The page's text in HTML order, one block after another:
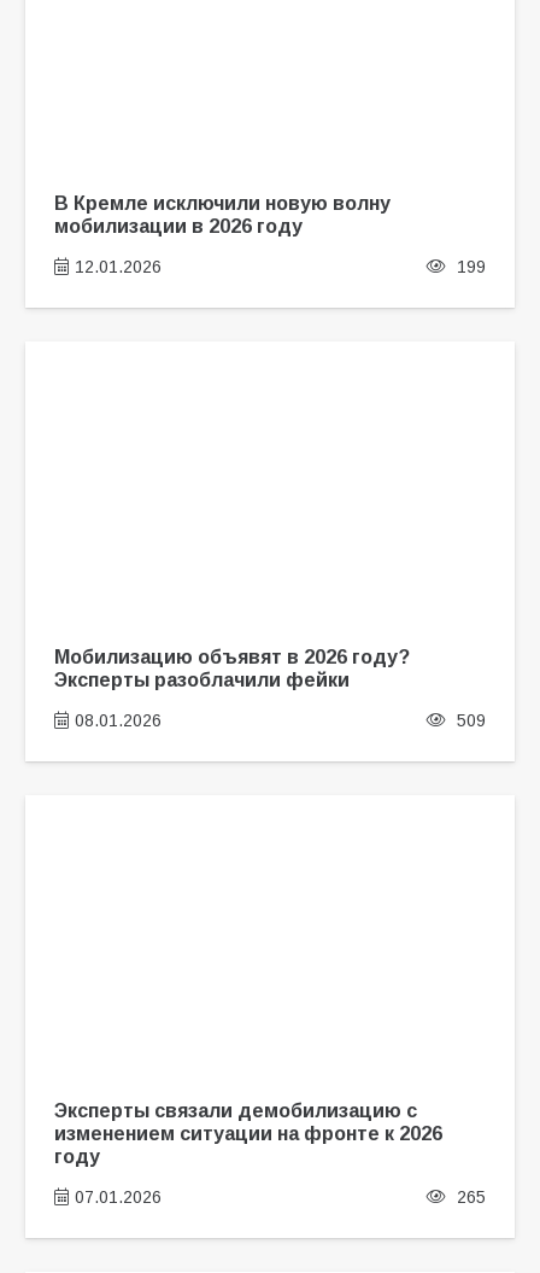
В Кремле исключили новую волну
мобилизации в 2026 году
12.01.2026 199
Мобилизацию объявят в 2026 году?
Эксперты разоблачили фейки
08.01.2026 509
Эксперты связали демобилизацию с
изменением ситуации на фронте к 2026
году
07.01.2026 265